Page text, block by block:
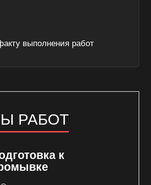
выполнения работ
РАБОТ
к